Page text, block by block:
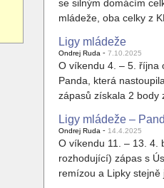
se silným domácím
mládeže, oba celky z
Ligy mládeže
Ondrej Ruda - 7.10.2025
O víkendu 4. – 5. října
Panda, která
zápasů získala 2
Ligy mládeže –
Ondrej Ruda - 14.4.2025
O víkendu 11. – 13. 4.
rozhodující) zápas s
remízou a Lipky